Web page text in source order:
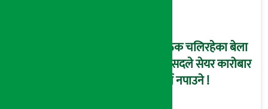
बैठक चलिरहेका बेला
सांसदले सेयर कारोबार
गर्न नपाउने !